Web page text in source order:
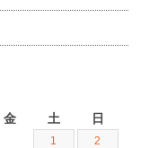
金 土 日
1 2